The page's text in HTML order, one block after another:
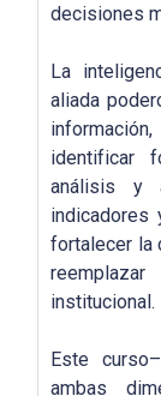
decisiones
La
aliada
identificar
análisis y
indicadores
fortalecer la
institucional.
Este
ambas